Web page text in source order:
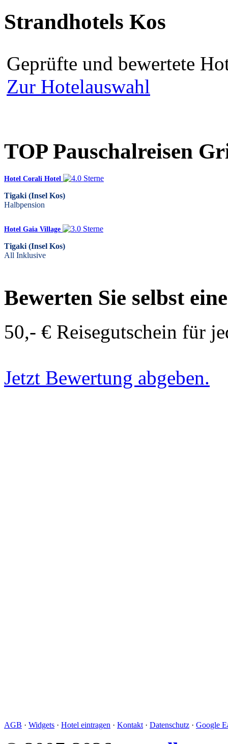
Strandhotels Kos
Geprüfte und bewertete
Zur Hotelauswahl
TOP Pauschalreisen
Hotel Corali Hotel
Tigaki (Insel Kos)
Halbpension
Hotel Gaia Village
Tigaki (Insel Kos)
All Inklusive
Bewerten Sie selbst
50,- € Reisegutschein für
Jetzt Bewertung abgeben.
AGB · Widgets · Hotel eintragen · Kontakt · Datenschutz · Google